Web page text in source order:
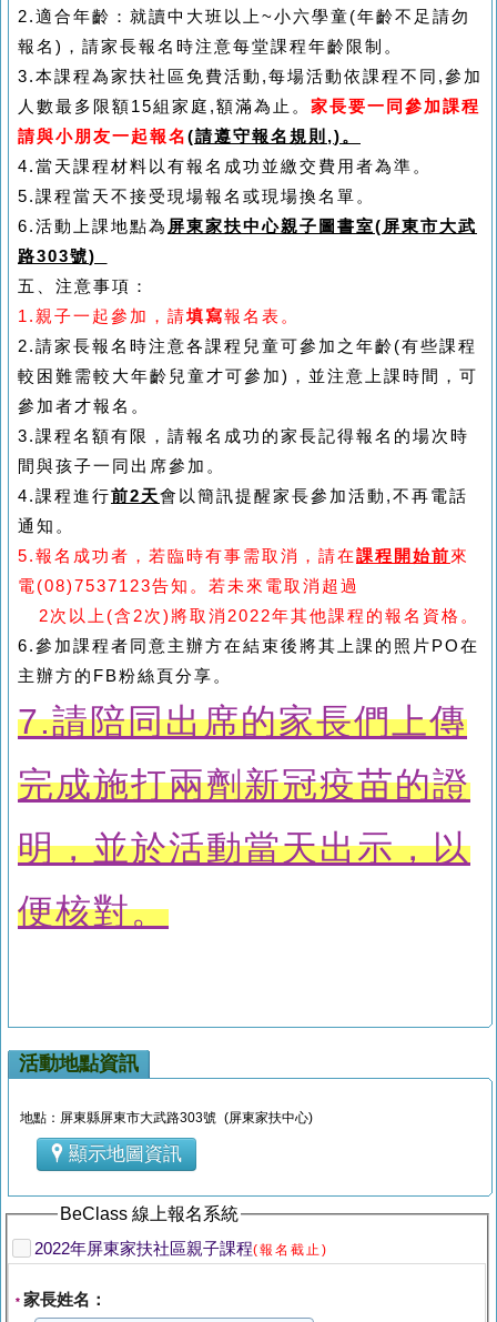
2.適合年齡：就讀中大班以上 ~小六學童(年齡不足請勿
報名 ) ，請家長報名時注意每堂課程年齡限制。
3.本課程為家扶社區免費活動 ,每場活動依課程不同 ,參加
人數最多限額15組家庭 ,額滿為止。 家長要一同參加課程
請與小朋友一起報名(請遵守報名規則 ,)。
4.當天課程材料以有報名成功並繳交費用者為準。
5.課程當天不接受現場報名或現場換名單。
6.活動上課地點為 屏東家扶中心親子圖書室( 屏東市大武
路303號)
五、注意事項：
1. 親子一起參加，請填寫報名表。
2.請家長報名時注意各課程兒童可參加之年齡(有些課程
較困難需較大年齡兒童才可參加) ，並注意上課時間，可
參加者才報名。
3.課程名額有限，請報名成功的家長記得報名的場次時
間與孩子一同出席參加。
4.課程進行前2天會以簡訊提醒家長參加活動 ,不再電話
通知。
5.報名成功者，若臨時有事需取消，請在課程開始前來
電(08)7537123告知。若未來電取消超過
2次以上 (含 2次)將取消 2022年其他課程的報名資格 。
6.參加課程者同意主辦方在結束後將其上課的照片PO在
主辦方的 FB粉絲頁分享。
7.請陪同出席的家長們上傳
完成施打兩劑新冠疫苗的證
明，並於活動當天出示，以
便核對。
活動地點資訊
地點：屏東縣屏東市大武路303號 (屏東家扶中心)
顯示地圖資訊
BeClass 線上報名系統
2022年屏東家扶社區親子課程(報名截止)
* 家長姓名：